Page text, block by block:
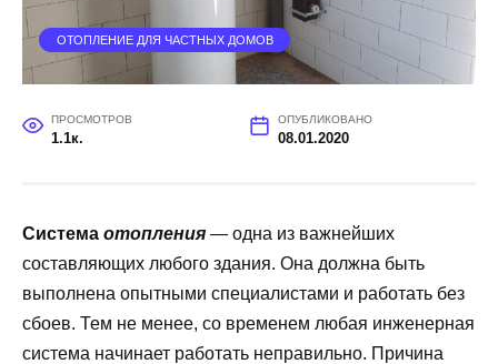
ОТОПЛЕНИЕ ДЛЯ ЧАСТНЫХ ДОМОВ
ПРОСМОТРОВ
1.1к.
ОПУБЛИКОВАНО
08.01.2020
Система отопления — одна из важнейших
составляющих любого здания. Она должна быть
выполнена опытными специалистами и работать без
сбоев. Тем не менее, со временем любая инженерная
система начинает работать неправильно. Причина